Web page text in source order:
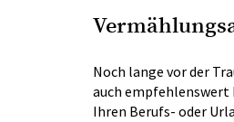
Noch lange vor der
auch empfehlenswert
Ihren Berufs- oder